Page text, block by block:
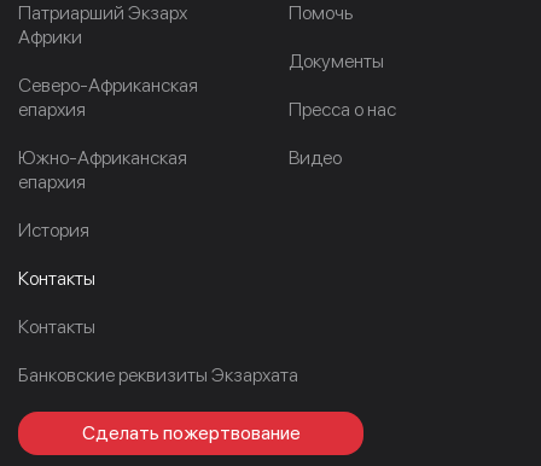
Патриарший Экзарх
Африки
Северо-Африканская
епархия
Южно-Африканская
епархия
История
Помочь
Документы
Пресса о нас
Видео
Контакты
Контакты
Банковские реквизиты Экзархата
Сделать пожертвование